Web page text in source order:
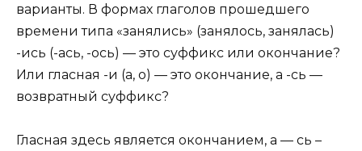
варианты. В формах глаголов прошедшего
времени типа «занялись» (занялось, занялась)
-ись (-ась, -ось) — это суффикс или окончание?
Или гласная -и (а, о) — это окончание, а -сь —
возвратный суффикс?
Гласная здесь является окончанием, а — сь –